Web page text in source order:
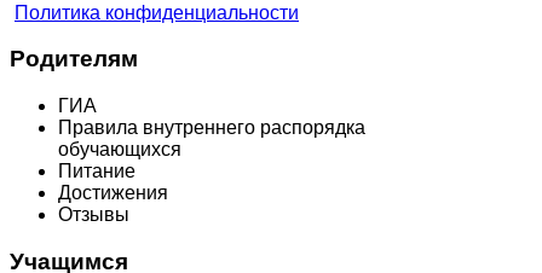
Политика конфиденциальности
Родителям
ГИА
Правила внутреннего распорядка
обучающихся
Питание
Достижения
Отзывы
Учащимся